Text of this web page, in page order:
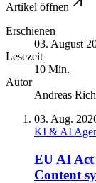
Artikel öffnen
Erschienen
03. August
Lesezeit
10 Min.
Autor
Andreas
03. Aug.
KI & AI
EU AI
Content